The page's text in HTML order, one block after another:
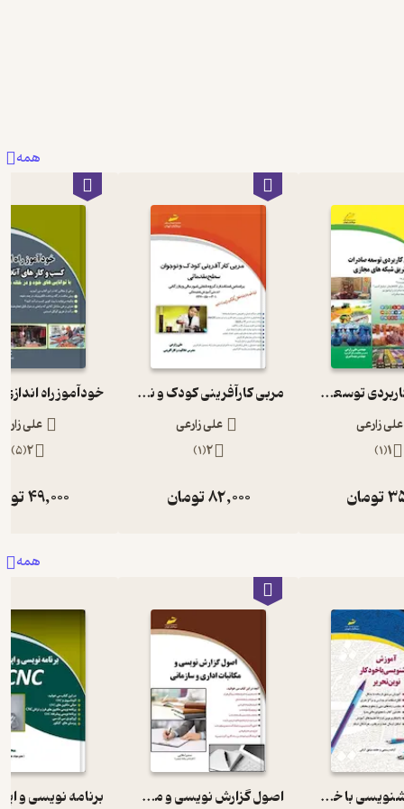
همه
روش های کاربردی توسعه صادرات از طریق شبکه های مجازی
علی زارعی
1
(
1
)
تومان
مربی کارآفرینی کودک و نوجوان
علی زارعی
2
(
1
)
82,000تومان
علی
2
(
5
)
49,000
همه
آموزش خوشنویسی با خودکار نوین تحریر اصول گزارش نویسی و مکاتبات اداری و سازمانی